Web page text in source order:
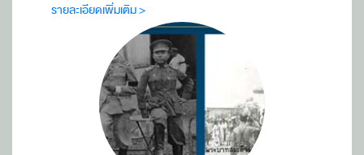
รายละเอียดเพิ่มเติม >